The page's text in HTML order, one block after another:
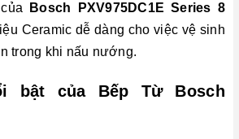
Bosch PXV975DC1E Series 8
Ceramic dễ dàng cho việc vệ sinh
trong khi nấu nướng.
bật của Bếp Từ Bosch